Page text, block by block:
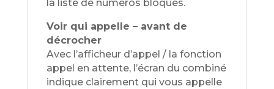
la liste de numéros bloqués.
Voir qui appelle – avant de
décrocher
Avec l’afficheur d’appel / la fonction
appel en attente, l’écran du combiné
indique clairement qui vous appelle